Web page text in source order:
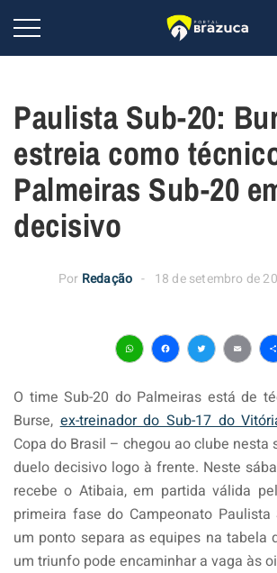
Paulista Sub-20:
estreia como
Palmeiras Sub-20
decisivo
Por Redação 18 de setembro de
WhatsApp
O time Sub-20 do Palmeiras está de
Burse,ex-treinador do Sub-17 do
Copa do Brasil – chegou ao clube nesta
duelo decisivo logo à frente. Neste
recebe o Atibaia, em partida válida
primeira fase do Campeonato Paulista
um ponto separa as equipes na tabela
um triunfo pode encaminhar a vaga às